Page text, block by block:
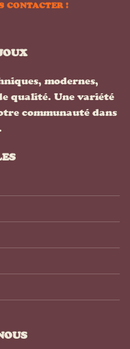
CONTACTER !
modernes,
qualité. Une variété
communauté dans